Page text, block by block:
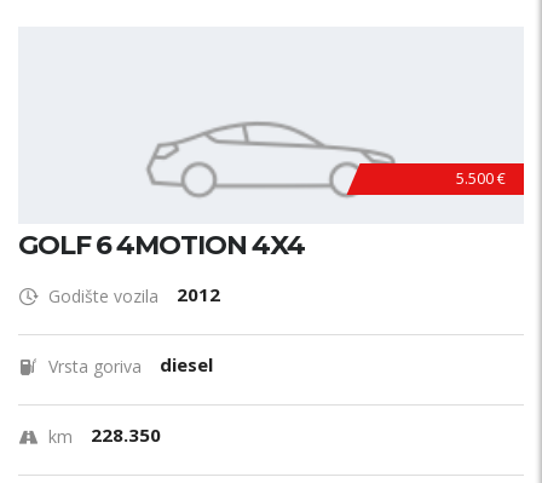
5.500 €
GOLF 6 4MOTION 4X4
Godište vozila 2012
Vrsta goriva diesel
km 228.350